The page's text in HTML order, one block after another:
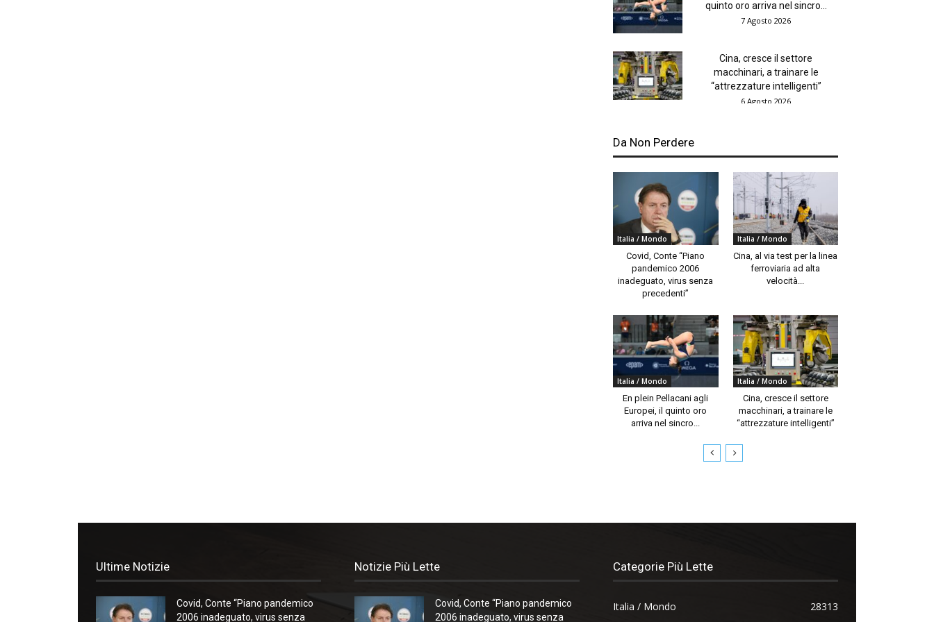
quinto oro arriva nel sincro...
7 Agosto 2026
Cina, cresce il settore
macchinari, a trainare le
“attrezzature intelligenti”
6 Agosto 2026
Da Non Perdere
Italia / Mondo
Covid, Conte “Piano
pandemico 2006
inadeguato, virus senza
precedenti”
Italia / Mondo
Cina, al via test per la linea
ferroviaria ad alta
velocità...
Italia / Mondo
En plein Pellacani agli
Europei, il quinto oro
arriva nel sincro...
Italia / Mondo
Cina, cresce il settore
macchinari, a trainare le
“attrezzature intelligenti”
Ultime Notizie
Covid, Conte “Piano pandemico
2006 inadeguato, virus senza
Notizie Più Lette
Covid, Conte “Piano pandemico
2006 inadeguato, virus senza
Categorie Più Lette
Italia / Mondo
28313